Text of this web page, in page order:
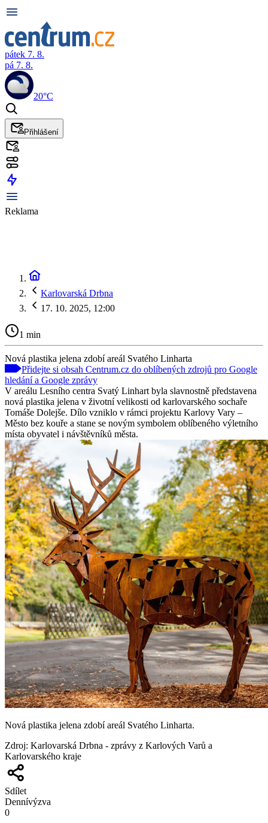
pátek 7. 8.
pá 7. 8.
20°C
Přihlášení
Reklama
Karlovarská Drbna
17. 10. 2025, 12:00
1 min
Nová plastika jelena zdobí areál Svatého Linharta
Přidejte si obsah Centrum.cz do oblíbených zdrojů pro Google
hledání a Google zprávy
V areálu Lesního centra Svatý Linhart byla slavnostně představena
nová plastika jelena v životní velikosti od karlovarského sochaře
Tomáše Dolejše. Dílo vzniklo v rámci projektu Karlovy Vary –
Město bez kouře a stane se novým symbolem oblíbeného výletního
místa obyvatel i návštěvníků města.
Nová plastika jelena zdobí areál Svatého Linharta.
Zdroj: Karlovarská Drbna - zprávy z Karlových Varů a
Karlovarského kraje
Sdílet
Dennívýzva
0